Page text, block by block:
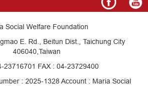
Social Welfare Foundation
E. Rd., Beitun Dist., Taichung City
406040,Taiwan
23716701 FAX : 04-23729400
: 2025-1328 Account : Maria Social